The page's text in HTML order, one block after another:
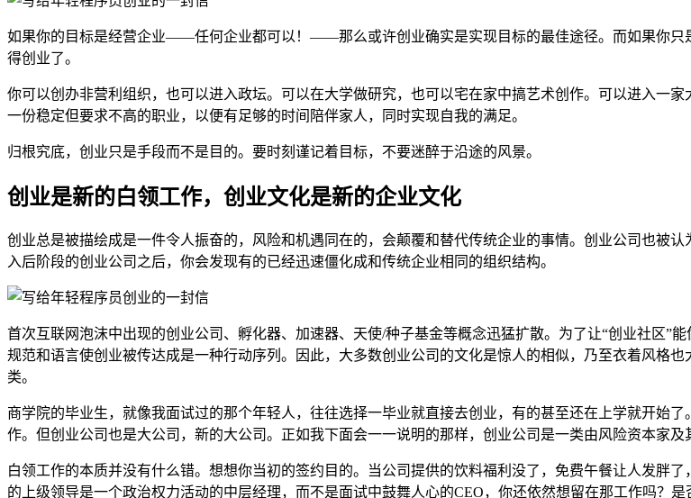
如果你的目标是经营企业——任何企业都可以！——那么或许创业确实是实现目标的最佳途径。而如果你只
得创业了。
你可以创办非营利组织，也可以进入政坛。可以在大学做研究，也可以宅在家中搞艺术创作。可以进入
一份稳定但要求不高的职业，以便有足够的时间陪伴家人，同时实现自我的满足。
归根究底，创业只是手段而不是目的。要时刻谨记着目标，不要迷醉于沿途的风景。
创业是新的白领工作，创业文化是新的企业文化
创业总是被描绘成是一件令人振奋的，风险和机遇同在的，会颠覆和替代传统企业的事情。创业公司也被
入后阶段的创业公司之后，你会发现有的已经迅速僵化成和传统企业相同的组织结构。
首次互联网泡沫中出现的创业公司、孵化器、加速器、天使/种子基金等概念迅猛扩散。为了让“创业社区”
规范和语言使创业被传达成是一种行动序列。因此，大多数创业公司的文化是惊人的相似，乃至衣着风格
类。
商学院的毕业生，就像我面试过的那个年轻人，往往选择一毕业就直接去创业，有的甚至还在上学就开始
作。但创业公司也是大公司，新的大公司。正如我下面会一一说明的那样，创业公司是一类由风险资本家及
白领工作的本质并没有什么错。想想你当初的签约目的。当公司提供的饮料福利没了，免费午餐让人发胖
的上级领导是一个政治权力活动的中层经理，而不是面试中鼓舞人心的CEO，你还依然想留在那工作吗？